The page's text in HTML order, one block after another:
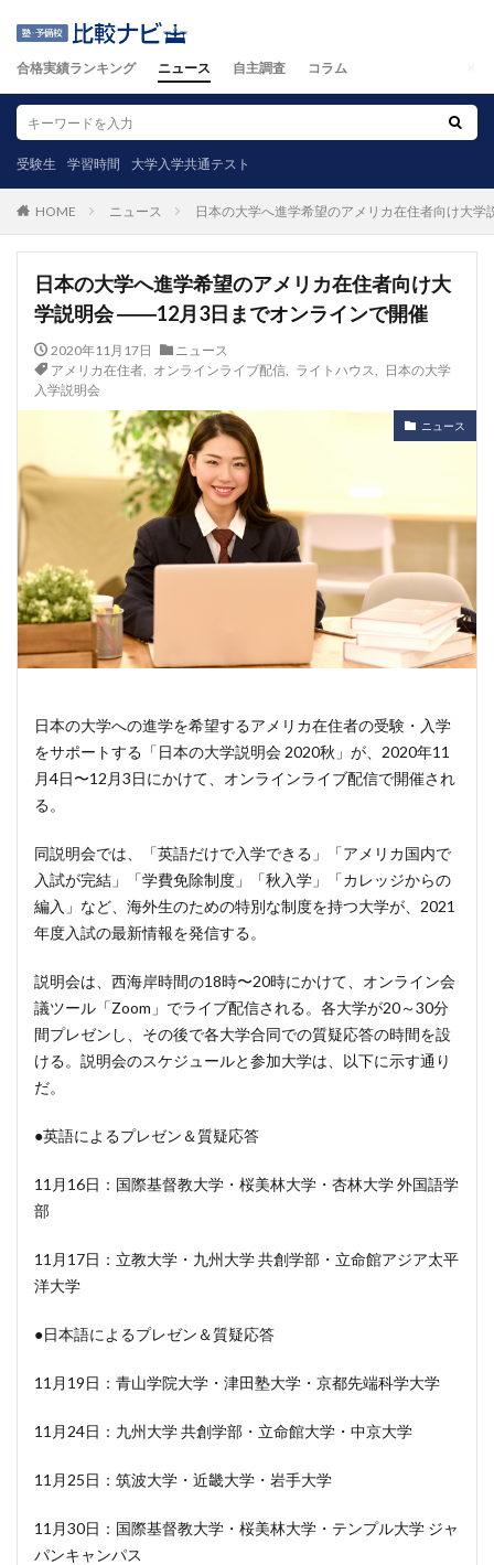
合格実績ランキング ニュース 自主調査 コラム
受験生 学習時間 大学入学共通テスト
HOME ニュース 日本の大学へ進学希望のアメリカ在住者向け大
日本の大学へ進学希望のアメリカ在住者向け大
学説明会 ――12月3日までオンラインで開催
2020年11月17日
ニュース
アメリカ在住者, オンラインライブ配信, ライトハウス
日本の大学
入学説明会
ニュース
日本の大学への進学を希望するアメリカ在住者の受験・入学
をサポートする「日本の大学説明会 2020秋」が、2020年11
月4日〜12月3日にかけて、オンラインライブ配信で開催され
る。
同説明会では、「英語だけで入学できる」「アメリカ国内で
入試が完結」「学費免除制度」「秋入学」「カレッジからの
編入」など、海外生のための特別な制度を持つ大学が、2021
年度入試の最新情報を発信する。
説明会は、西海岸時間の18時〜20時にかけて、オンライン会
議ツール「Zoom」でライブ配信される。各大学が20～30分
間プレゼンし、その後で各大学合同での質疑応答の時間を設
ける。説明会のスケジュールと参加大学は、以下に示す通り
だ。
●英語によるプレゼン＆質疑応答
11月16日：国際基督教大学・桜美林大学・杏林大学 外国語学
部
11月17日：立教大学・九州大学 共創学部・立命館アジア太平
洋大学
●日本語によるプレゼン＆質疑応答
11月19日：青山学院大学・津田塾大学・京都先端科学大学
11月24日：九州大学 共創学部・立命館大学・中京大学
11月25日：筑波大学・近畿大学・岩手大学
11月30日：国際基督教大学・桜美林大学・テンプル大学 ジャ
パンキャンパス